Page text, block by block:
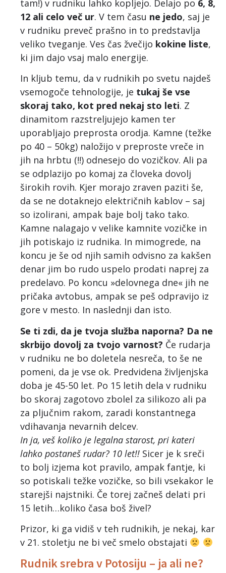
tam!) v rudniku lahko kopljejo. Delajo po 6, 8,
12 ali celo več ur. V tem času ne jedo, saj je
v rudniku preveč prašno in to predstavlja
veliko tveganje. Ves čas žvečijo kokine liste,
ki jim dajo vsaj malo energije.
In kljub temu, da v rudnikih po svetu najdeš
vsemogoče tehnologije, je tukaj še vse
skoraj tako, kot pred nekaj sto leti. Z
dinamitom razstreljujejo kamen ter
uporabljajo preprosta orodja. Kamne (težke
po 40 – 50kg) naložijo v preproste vreče in
jih na hrbtu (!!) odnesejo do vozičkov. Ali pa
se odplazijo po komaj za človeka dovolj
širokih rovih. Kjer morajo zraven paziti še,
da se ne dotaknejo električnih kablov – saj
so izolirani, ampak baje bolj tako tako.
Kamne nalagajo v velike kamnite vozičke in
jih potiskajo iz rudnika. In mimogrede, na
koncu je še od njih samih odvisno za kakšen
denar jim bo rudo uspelo prodati naprej za
predelavo. Po koncu »delovnega dne« jih ne
pričaka avtobus, ampak se peš odpravijo iz
gore v mesto. In naslednji dan isto.
Se ti zdi, da je tvoja služba naporna? Da ne
skrbijo dovolj za tvojo varnost? Če rudarja
v rudniku ne bo doletela nesreča, to še ne
pomeni, da je vse ok. Predvidena življenjska
doba je 45-50 let. Po 15 letih dela v rudniku
bo skoraj zagotovo zbolel za silikozo ali pa
za pljučnim rakom, zaradi konstantnega
vdihavanja nevarnih delcev.
In ja, veš koliko je legalna starost, pri kateri
lahko postaneš rudar? 10 let!! Sicer je k sreči
to bolj izjema kot pravilo, ampak fantje, ki
so potiskali težke vozičke, so bili vsekakor le
starejši najstniki. Če torej začneš delati pri
15 letih…koliko časa boš živel?
Prizor, ki ga vidiš v teh rudnikih, je nekaj, kar
v 21. stoletju ne bi več smelo obstajati
Rudnik srebra v Potosiju – ja ali ne?